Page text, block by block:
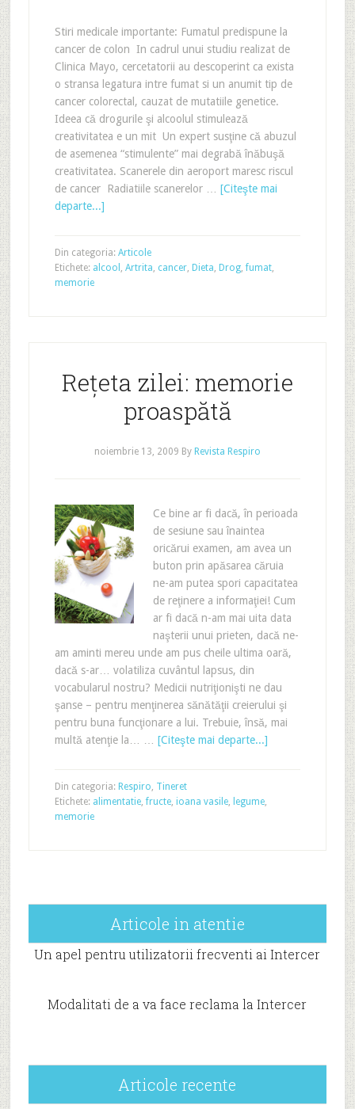
Stiri medicale importante: Fumatul predispune la
cancer de colon In cadrul unui studiu realizat de
Clinica Mayo, cercetatorii au descoperint ca exista
o stransa legatura intre fumat si un anumit tip de
cancer colorectal, cauzat de mutatiile genetice.
Ideea că drogurile şi alcoolul stimulează
creativitatea e un mit Un expert susţine că abuzul
de asemenea “stimulente” mai degrabă înăbuşă
creativitatea. Scanerele din aeroport maresc riscul
de cancer Radiatiile scanerelor … [Citeşte mai
departe...]
Din categoria: Articole
Etichete: alcool , Artrita, cancer, Dieta, Drog,fumat,
memorie
Reţeta zilei: memorie
proaspătă
noiembrie 13, 2009 By Revista Respiro
Ce bine ar fi dacă, în perioada
de sesiune sau înaintea
oricărui examen, am avea un
buton prin apăsarea căruia
ne-am putea spori capacitatea
de reţinere a informaţiei! Cum
ar fi dacă n-am mai uita data
naşterii unui prieten, dacă ne-
am aminti mereu unde am pus cheile ultima oară,
dacă s-ar… volatiliza cuvântul lapsus, din
vocabularul nostru? Medicii nutriţionişti ne dau
şanse – pentru menţinerea sănătăţii creierului şi
pentru buna funcţionare a lui. Trebuie, însă, mai
multă atenţie la… … [Citeşte mai departe...]
Din categoria: Respiro, Tineret
Etichete: alimentatie,fructe, ioana vasile, legume,
memorie
Articole in atentie
Un apel pentru utilizatorii frecventi ai Intercer
Modalitati de a va face reclama la Intercer
Articole recente